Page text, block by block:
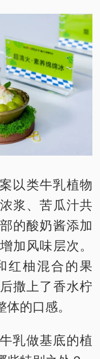
以类牛乳植物
浆、苦瓜汁共
的酸奶酱添加
加风味层次。
红柚混合的果
撒上了香水柠
的口感。
乳做基底的植